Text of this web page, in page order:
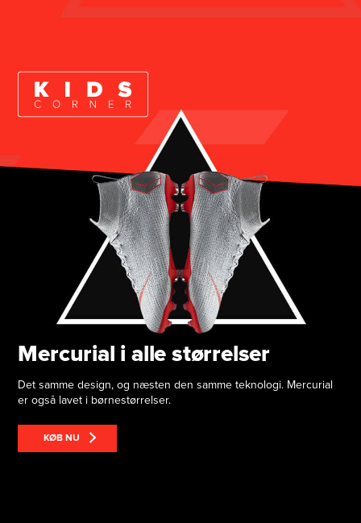
Mercurial i alle størrelser
Det samme design, og næsten den samme teknologi. Mercurial
er også lavet i børnestørrelser.
KØB NU